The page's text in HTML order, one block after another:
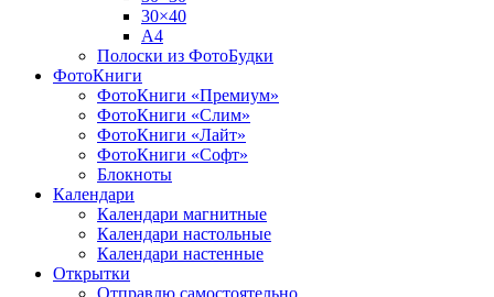
30×40
A4
Полоски из ФотоБудки
ФотоКниги
ФотоКниги «Премиум»
ФотоКниги «Слим»
ФотоКниги «Лайт»
ФотоКниги «Софт»
Блокноты
Календари
Календари магнитные
Календари настольные
Календари настенные
Открытки
Отправлю самостоятельно